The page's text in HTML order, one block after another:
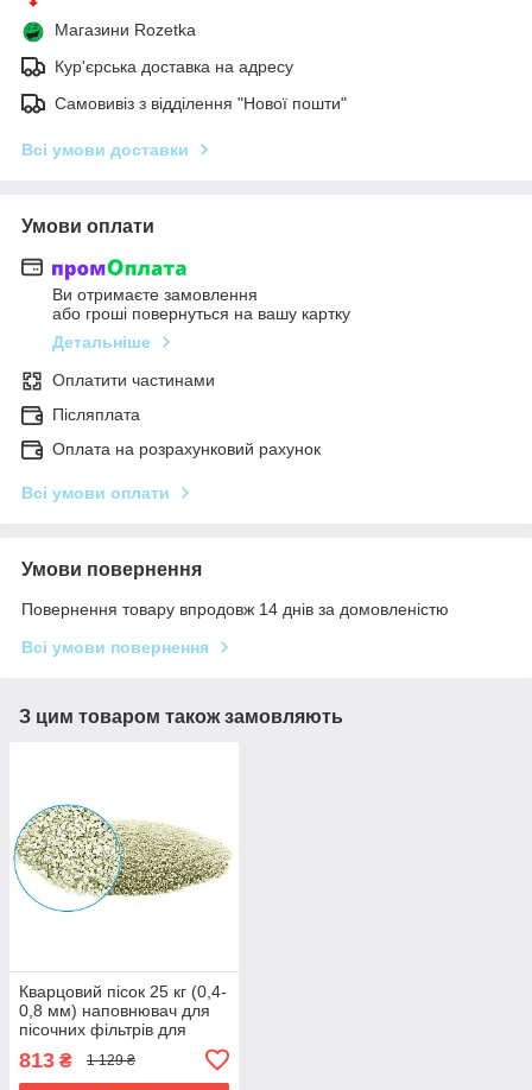
Магазини Rozetka
Кур'єрська доставка на адресу
Самовивіз з відділення "Нової пошти"
Всі умови доставки
Умови оплати
Ви отримаєте замовлення
або гроші повернуться на вашу картку
Детальніше
Оплатити частинами
Післяплата
Оплата на розрахунковий рахунок
Всі умови оплати
Умови повернення
Повернення товару впродовж 14 днів за домовленістю
Всі умови повернення
З цим товаром також замовляють
Кварцовий пісок 25 кг (0,4-
0,8 мм) наповнювач для
пісочних фільтрів для
016630
813 ₴ 1 129 ₴